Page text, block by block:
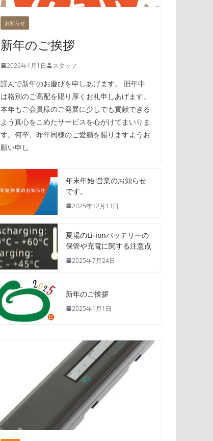
お知らせ
新年のご挨拶
2026年1月1日 スタッフ
謹んで新年のお慶びを申しあげます。 旧年中
は格別のご高配を賜り厚くお礼申しあげます。
本年もご会員様のご発展に少しでも貢献できる
よう真心をこめたサービスを心がけてまいりま
す。何卒、昨年同様のご愛顧を賜りますようお
願い申し
年末年始 営業のお知らせ
です。
2025年12月13日
夏場のLi-ionバッテリーの
保管や充電に関する注意点
2025年7月24日
新年のご挨拶
2025年1月1日